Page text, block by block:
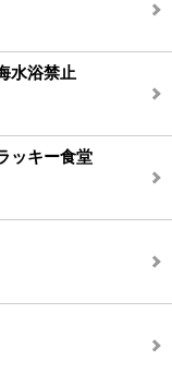
水浴禁止
キー食堂